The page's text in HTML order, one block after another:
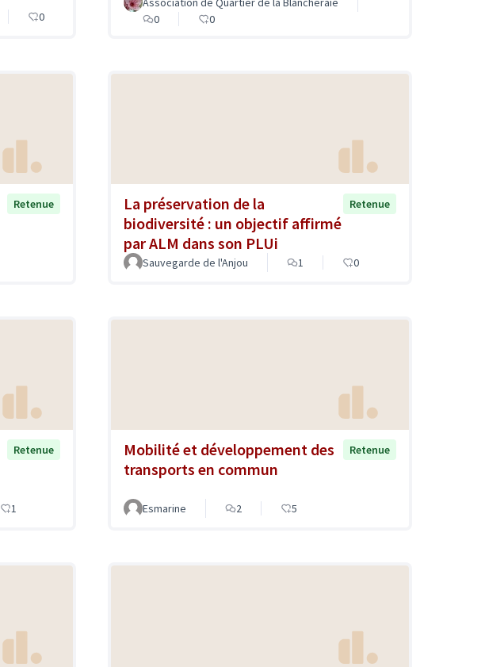
0
0
0
Retenue
La préservation de la
biodiversité : un objectif affirmé
par ALM dans son PLUi
Retenue
Sauvegarde de l'Anjou 1 0
Retenue
1
Mobilité et développement des
transports en commun
Retenue
Esmarine 2 5